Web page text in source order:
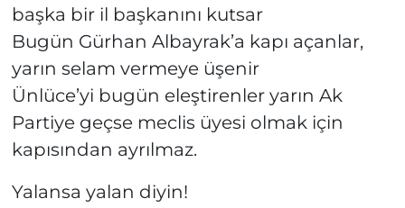
başka bir il başkanını kutsar
Bugün Gürhan Albayrak’a kapı açanlar,
yarın selam vermeye üşenir
Ünlüce’yi bugün eleştirenler yarın Ak
Partiye geçse meclis üyesi olmak için
kapısından ayrılmaz.
Yalansa yalan diyin!